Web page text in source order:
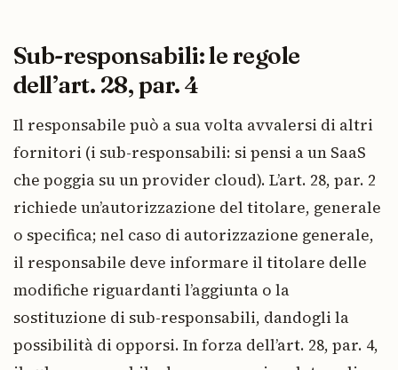
Sub-responsabili: le regole
dell’art. 28, par. 4
Il responsabile può a sua volta avvalersi di altri
fornitori (i sub-responsabili: si pensi a un SaaS
che poggia su un provider cloud). L’art. 28, par. 2
richiede un’autorizzazione del titolare, generale
o specifica; nel caso di autorizzazione generale,
il responsabile deve informare il titolare delle
modifiche riguardanti l’aggiunta o la
sostituzione di sub-responsabili, dandogli la
possibilità di opporsi. In forza dell’art. 28, par. 4,